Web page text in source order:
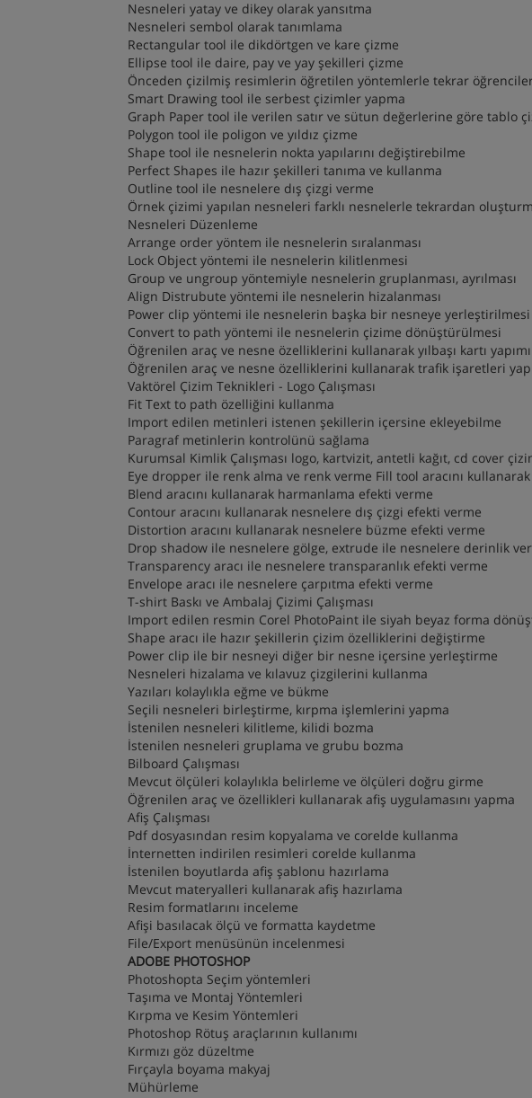
Nesneleri yatay ve dikey olarak yansıtma
Nesneleri sembol olarak tanımlama
Rectangular tool ile dikdörtgen ve kare çizme
Ellipse tool ile daire, pay ve yay şekilleri çizme
Önceden çizilmiş resimlerin öğretilen yöntemlerle tekrar
Smart Drawing tool ile serbest çizimler yapma
Graph Paper tool ile verilen satır ve sütun değerlerine göre tablo
Polygon tool ile poligon ve yıldız çizme
Shape tool ile nesnelerin nokta yapılarını değiştirebilme
Perfect Shapes ile hazır şekilleri tanıma ve kullanma
Outline tool ile nesnelere dış çizgi verme
Örnek çizimi yapılan nesneleri farklı nesnelerle tekrardan
Nesneleri Düzenleme
Arrange order yöntem ile nesnelerin sıralanması
Lock Object yöntemi ile nesnelerin kilitlenmesi
Group ve ungroup yöntemiyle nesnelerin gruplanması, ayrılması
Align Distrubute yöntemi ile nesnelerin hizalanması
Power clip yöntemi ile nesnelerin başka bir nesneye yerleştirilmesi
Convert to path yöntemi ile nesnelerin çizime dönüştürülmesi
Öğrenilen araç ve nesne özelliklerini kullanarak yılbaşı kartı yapımı
Öğrenilen araç ve nesne özelliklerini kullanarak trafik işaretleri
Vaktörel Çizim Teknikleri - Logo Çalışması
Fit Text to path özelliğini kullanma
Import edilen metinleri istenen şekillerin içersine ekleyebilme
Paragraf metinlerin kontrolünü sağlama
Kurumsal Kimlik Çalışması logo, kartvizit, antetli kağıt, cd cover
Eye dropper ile renk alma ve renk verme Fill tool aracını
Blend aracını kullanarak harmanlama efekti verme
Contour aracını kullanarak nesnelere dış çizgi efekti verme
Distortion aracını kullanarak nesnelere büzme efekti verme
Drop shadow ile nesnelere gölge, extrude ile nesnelere derinlik
Transparency aracı ile nesnelere transparanlık efekti verme
Envelope aracı ile nesnelere çarpıtma efekti verme
T-shirt Baskı ve Ambalaj Çizimi Çalışması
Import edilen resmin Corel PhotoPaint ile siyah beyaz forma
Shape aracı ile hazır şekillerin çizim özelliklerini değiştirme
Power clip ile bir nesneyi diğer bir nesne içersine yerleştirme
Nesneleri hizalama ve kılavuz çizgilerini kullanma
Yazıları kolaylıkla eğme ve bükme
Seçili nesneleri birleştirme, kırpma işlemlerini yapma
İstenilen nesneleri kilitleme, kilidi bozma
İstenilen nesneleri gruplama ve grubu bozma
Bilboard Çalışması
Mevcut ölçüleri kolaylıkla belirleme ve ölçüleri doğru girme
Öğrenilen araç ve özellikleri kullanarak afiş uygulamasını yapma
Afiş Çalışması
Pdf dosyasından resim kopyalama ve corelde kullanma
İnternetten indirilen resimleri corelde kullanma
İstenilen boyutlarda afiş şablonu hazırlama
Mevcut materyalleri kullanarak afiş hazırlama
Resim formatlarını inceleme
Afişi basılacak ölçü ve formatta kaydetme
File/Export menüsünün incelenmesi
ADOBE PHOTOSHOP
Photoshopta Seçim yöntemleri
Taşıma ve Montaj Yöntemleri
Kırpma ve Kesim Yöntemleri
Photoshop Rötuş araçlarının kullanımı
Kırmızı göz düzeltme
Fırçayla boyama makyaj
Mühürleme